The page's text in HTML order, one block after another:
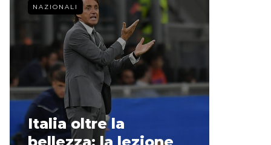
NAZIONALI
Italia oltre la